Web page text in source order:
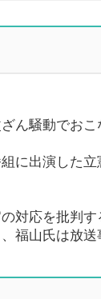
ん騒動でおこ
に出演した
対応を批判
福山氏は放